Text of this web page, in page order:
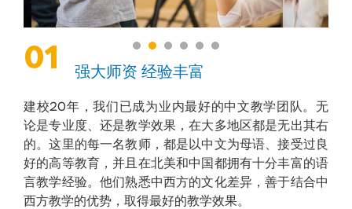
01 强大师资 经验丰富
建校20年，我们已成为业内最好的中文教学团队。无
论是专业度、还是教学效果，在大多地区都是无出其右
的。这里的每一名教师，都是以中文为母语、接受过良
好的高等教育，并且在北美和中国都拥有十分丰富的语
言教学经验。他们熟悉中西方的文化差异，善于结合中
西方教学的优势，取得最好的教学效果。